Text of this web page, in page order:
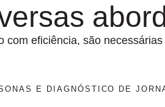
com eficiência, são
E DIAGNÓSTICO DE